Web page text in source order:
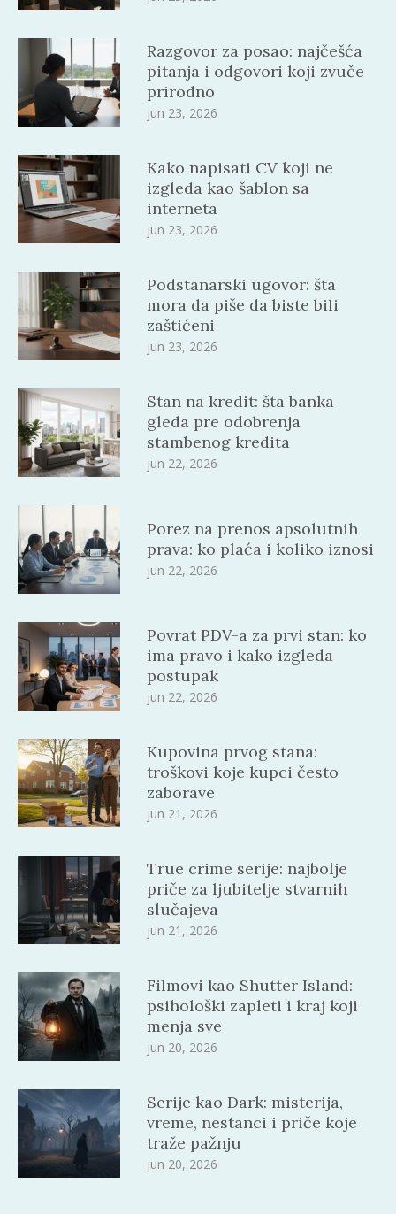
Razgovor za posao: najčešća
pitanja i odgovori koji zvuče
prirodno
jun 23, 2026
Kako napisati CV koji ne
izgleda kao šablon sa
interneta
jun 23, 2026
Podstanarski ugovor: šta
mora da piše da biste bili
zaštićeni
jun 23, 2026
Stan na kredit: šta banka
gleda pre odobrenja
stambenog kredita
jun 22, 2026
Porez na prenos apsolutnih
prava: ko plaća i koliko iznosi
jun 22, 2026
Povrat PDV-a za prvi stan: ko
ima pravo i kako izgleda
postupak
jun 22, 2026
Kupovina prvog stana:
troškovi koje kupci često
zaborave
jun 21, 2026
True crime serije: najbolje
priče za ljubitelje stvarnih
slučajeva
jun 21, 2026
Filmovi kao Shutter Island:
psihološki zapleti i kraj koji
menja sve
jun 20, 2026
Serije kao Dark: misterija,
vreme, nestanci i priče koje
traže pažnju
jun 20, 2026